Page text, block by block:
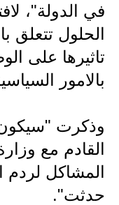
في الدولة"،
الحلول تتعلق
تاثيرها على
بالامور
وذكرت "سيكون
القادم مع
المشاكل لردم
حدثت".